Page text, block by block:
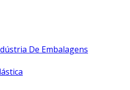
De Embalagens